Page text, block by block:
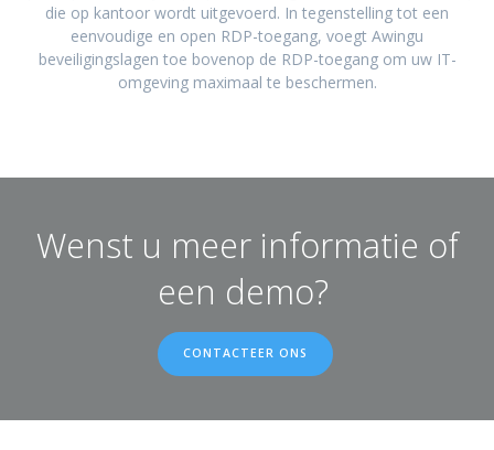
die op kantoor wordt uitgevoerd. In tegenstelling tot een
eenvoudige en open RDP-toegang, voegt Awingu
beveiligingslagen toe bovenop de RDP-toegang om uw IT-
omgeving maximaal te beschermen.
Wenst u meer informatie of
een demo?
CONTACTEER ONS